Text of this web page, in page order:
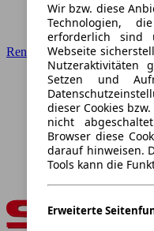
Wir bzw. diese
Technologien,
erforderlich sind
Webseite
Nutzeraktivitäten
Setzen und
dieser Cookies
nicht
Browser diese
darauf hinweisen.
Tools kann die
Erweiterte
Renault